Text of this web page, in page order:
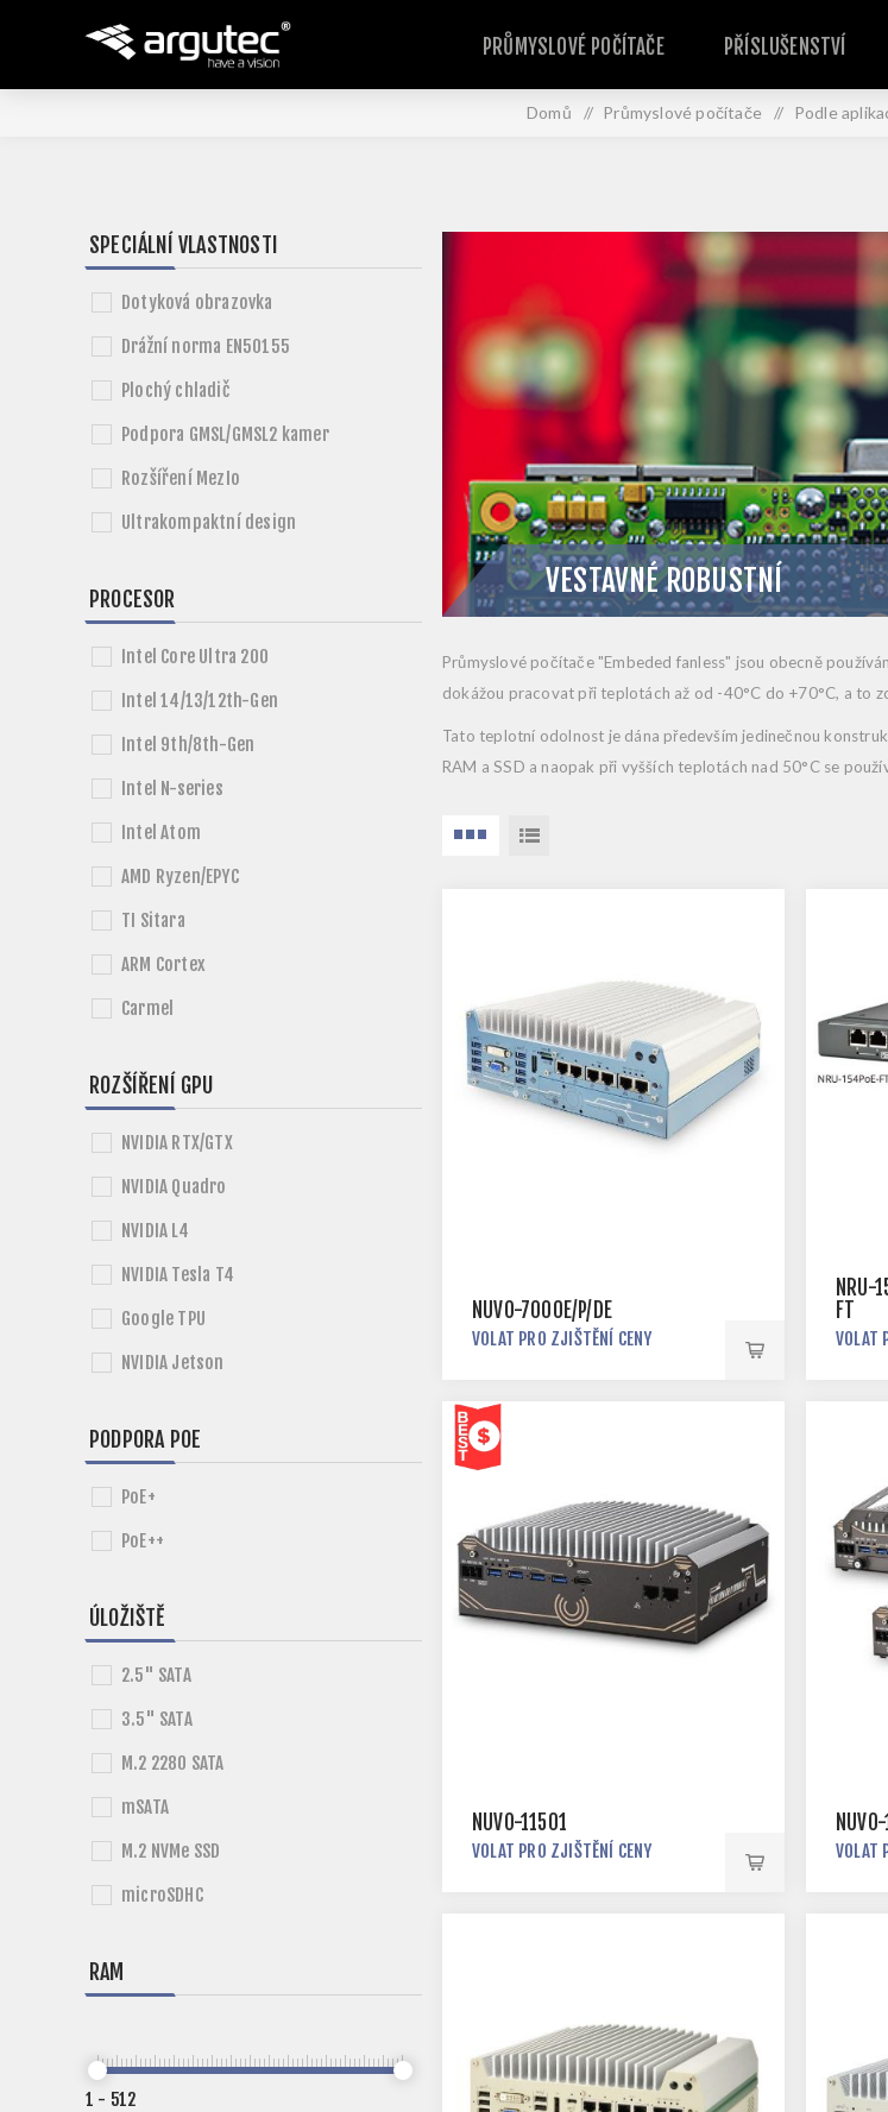
PRŮMYSLOVÉ POČÍTAČE PŘÍSLUŠENSTVÍ
Domů / Průmyslové počítače / Podle
VESTAVNÉ ROBUSTNÍ
Průmyslové počítače "Embeded fanless" jsou obecně
dokážou pracovat při teplotách až od -40°C do +70°C, a to
Tato teplotní odolnost je dána především jedinečnou
RAM a SSD a naopak při vyšších teplotách nad 50°C se
NUVO-7000E/P/DE
VOLAT PRO ZJIŠTĚNÍ CENY
NRU-
FT
VOLAT
NUVO-11501
VOLAT PRO ZJIŠTĚNÍ CENY VOLAT
SPECIÁLNÍ VLASTNOSTI
Dotyková obrazovka
Drážní norma EN50155
Plochý chladič
Podpora GMSL/GMSL2 kamer
Rozšíření MezIo
Ultrakompaktní design
PROCESOR
Intel Core Ultra 200
Intel 14/13/12th-Gen
Intel 9th/8th-Gen
Intel N-series
Intel Atom
AMD Ryzen/EPYC
TI Sitara
ARM Cortex
Carmel
ROZŠÍŘENÍ GPU
NVIDIA RTX/GTX
NVIDIA Quadro
NVIDIA L4
NVIDIA Tesla T4
Google TPU
NVIDIA Jetson
PODPORA POE
PoE+
PoE++
ÚLOŽIŠTĚ
2.5" SATA
3.5" SATA
M.2 2280 SATA
mSATA
M.2 NVMe SSD
microSDHC
RAM
1 - 512